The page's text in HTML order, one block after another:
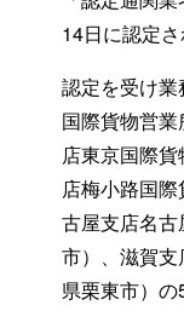
14日に認定さ
認定を受け
国際貨物営
店東京国際
店梅小路国
古屋支店名
市）、滋賀
県栗東市）の